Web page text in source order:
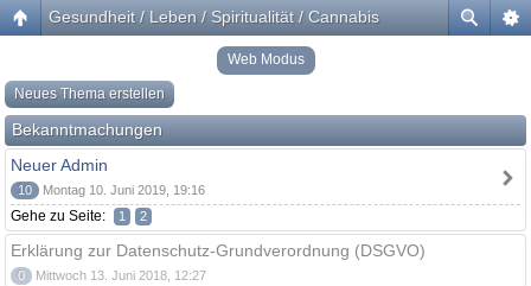
Gesundheit / Leben / Spiritualität / Cannabis
Web Modus
Neues Thema erstellen
Bekanntmachungen
Neuer Admin
10 Montag 10. Juni 2019, 19:16
Gehe zu Seite: 1 2
Erklärung zur Datenschutz-Grundverordnung (DSGVO)
0 Mittwoch 13. Juni 2018, 12:27